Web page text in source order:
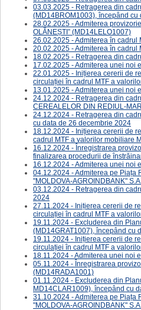
03.03.2025 - Retragerea din
(MD14BROM1003), începând cu
28.02.2025 - ​Admiterea
OLĂNEȘTI” (MD14LELO1007)
26.02.2025 - Admiterea în cadrul
20.02.2025 - ​Admiterea în cadrul
18.02.2025 - Retragerea din
17.02.2025 - Admiterea unei noi
22.01.2025 - ​​​Inițierea cererii de
circulației în cadrul MTF a
13.01.2025 - ​Admiterea unei noi
24.12.2024 - Retragerea din
CEREALELOR DIN REDIUL-
24.12.2024 - ​Retragerea din
cu data de 26 decembrie 2024
18.12.2024 - ​​​Inițierea cererii de
cadrul MTF a valorilor mobiliare
16.12.2024 - Înregistrarea
finalizarea procedurii de
16.12.2024 - ​Admiterea unei noi
04.12.2024 - Admiterea pe
"MOLDOVA-AGROINDBANK"
03.12.2024 - Retragerea din
2024
27.11.2024 - ​​Inițierea cererii de
circulației în cadrul MTF a
19.11.2024 - Excluderea din
(MD14GRAT1007), începând cu
19.11.2024 - ​Inițierea cererii de
circulației în cadrul MTF a
18.11.2024 - ​Admiterea unei noi
05.11.2024 - Înregistrarea
(MD14RADA1001)
01.11.2024 - Excluderea din
MD14CLAR1009), începând cu
31.10.2024 - Admiterea pe
"MOLDOVA-AGROINDBANK"